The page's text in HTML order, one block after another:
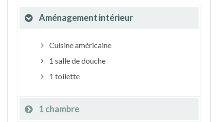
Aménagement intérieur
Cuisine américaine
1 salle de douche
1 toilette
1 chambre